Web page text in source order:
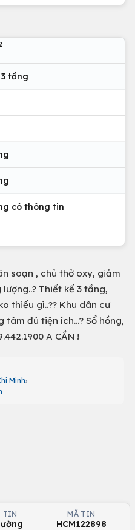
tầng
có thông tin
soạn , chủ thở oxy, giảm
Thiết kế 3 tầng,
thiếu gì..?? Khu dân cư
đủ tiện ích...? Sổ hồng,
A CẦN !
Minh
TIN MÃ TIN
HCM122898